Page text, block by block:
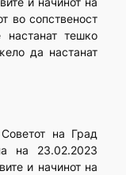
во сопственост
тешко
да настанат
на Град
на 23.02.2023
и начинот на